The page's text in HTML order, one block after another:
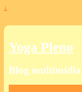
↓
Yoga Pleno
Blog multimídia